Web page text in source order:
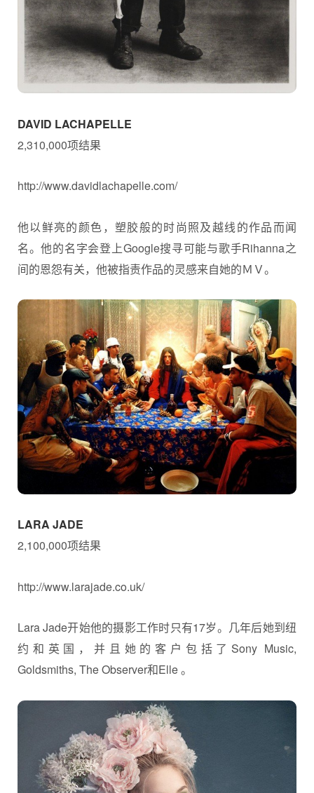
DAVID LACHAPELLE
2,310,000项结果
http://www.davidlachapelle.com/
他以鲜亮的颜色，塑胶般的时尚照及越线的作品而闻
名。他的名字会登上Google搜寻可能与歌手Rihanna之
间的恩怨有关，他被指责作品的灵感来自她的ＭＶ。
LARA JADE
2,100,000项结果
http://www.larajade.co.uk/
Lara Jade开始他的摄影工作时只有17岁。几年后她到纽
约和英国，并且她的客户包括了Sony Music,
Goldsmiths, The Observer和Elle 。